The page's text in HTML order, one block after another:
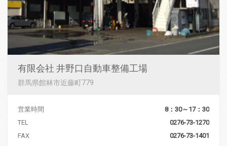
有限会社 井野口自動車整備工場
群馬県館林市近藤町779
営業時間
8：30～17：30
TEL
0276-73-1270
FAX
0276-73-1401